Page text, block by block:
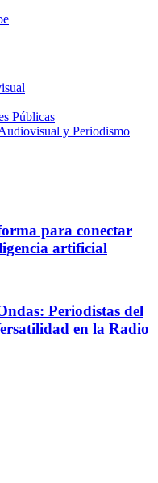
Públicas
y Periodismo
para conectar
artificial
Periodistas del
en la Radio